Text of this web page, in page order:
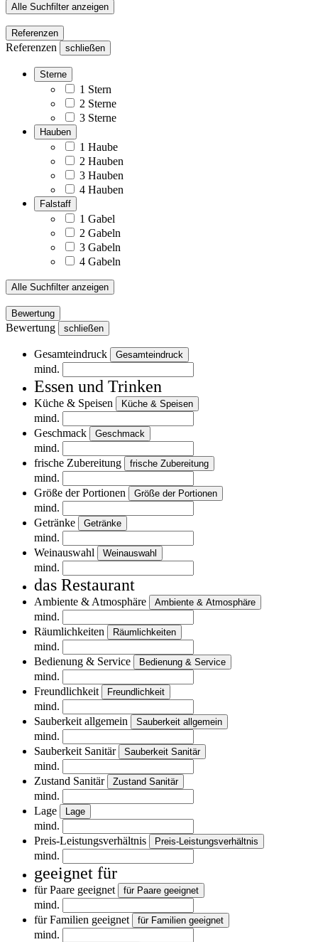
Alle Suchfilter anzeigen
Referenzen
Referenzen schließen
Sterne
1 Stern
2 Sterne
3 Sterne
Hauben
1 Haube
2 Hauben
3 Hauben
4 Hauben
Falstaff
1 Gabel
2 Gabeln
3 Gabeln
4 Gabeln
Alle Suchfilter anzeigen
Bewertung
Bewertung schließen
Gesamteindruck Gesamteindruck
mind.
Essen und Trinken
Küche & Speisen Küche & Speisen
mind.
Geschmack
Geschmack
mind.
frische Zubereitung
frische Zubereitung
mind.
Größe der Portionen
Größe der Portionen
mind.
Getränke
Getränke
mind.
Weinauswahl
Weinauswahl
mind.
das Restaurant
Ambiente & Atmosphäre Ambiente & Atmosphäre
mind.
Räumlichkeiten
Räumlichkeiten
mind.
Bedienung & Service
Bedienung & Service
mind.
Freundlichkeit
Freundlichkeit
mind.
Sauberkeit allgemein
Sauberkeit allgemein
mind.
Sauberkeit Sanitär
Sauberkeit Sanitär
mind.
Zustand Sanitär
Zustand Sanitär
mind.
Lage
Lage
mind.
Preis-Leistungsverhältnis
Preis-Leistungsverhältnis
mind.
geeignet für
für Paare geeignet für Paare geeignet
mind.
für Familien geeignet
für Familien geeignet
mind.